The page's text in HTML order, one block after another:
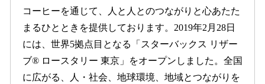
コーヒーを通じて、人と人とのつながりと心あたた
まるひとときを提供しております。2019年2月28日
には、世界5拠点目となる「スターバックス リザー
ブ® ロースタリー 東京」をオープンしました。全国
に広がる、人・社会、地球環境、地域とつながりを